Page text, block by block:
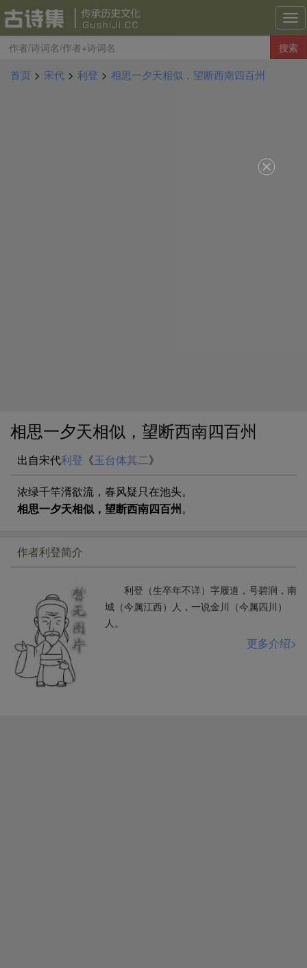
古
诗
集
搜索
首页 > 宋代 > 利登 > 相思一夕天相似，望断西南四百州
相思一夕天相似，望断西南四百州
出自宋代利登 《玉台体其二》
浓绿千竿湑欲流，春风疑只在池头。
相思一夕天相似，望断西南四百州。
作者利登简介
利登（生卒年不详）字履道，号碧涧，南
城（今属江西）人，一说金川（今属四川）
人。
更多介绍>